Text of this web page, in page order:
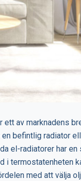
ett av marknadens
en befintlig radiator
el-radiatorer har
i termostatenheten
med att välja